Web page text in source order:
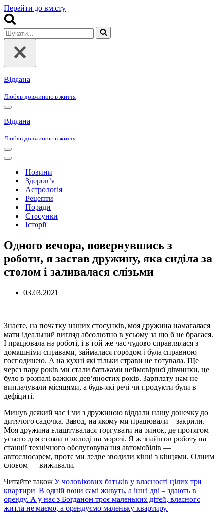
Перейти до вмісту
Шукати...
Віддана
Любов довжиною в життя
Меню
навігації
Віддана
Любов довжиною в життя
Меню
навігації
Меню
навігаціїНовини
Здоров’я
Астрологія
Рецепти
Поради
Стосунки
Історії
Одного вечора, повернувшись з
роботи, я застав дружину, яка сиділа за
столом і заливалася слізьми
03.03.2021
Знаєте, на початку наших стосунків, моя дружина намагалася
мати ідеальний вигляд абсолютно в усьому за що б не бралася.
І працювала на роботі, і в той же час чудово справлялася з
домашніми справами, займалася городом і була справною
господинею. А на кухні які тільки страви не готувала. Ще
через пару років ми стали батьками неймовірної дівчинки, це
було в розпалі важких дев’яностих років. Зарплату нам не
виплачували місяцями, а будь-які речі чи продукти були в
дефіциті.
Минув деякий час і ми з дружиною віддали нашу донечку до
дитячого садочка. Завод, на якому ми працювали – закрили.
Моя дружина влаштувалася торгувати на ринок, де протягом
усього дня стояла в холоді на морозі. Я ж знайшов роботу на
станції технічного обслуговування автомобілів —
автослюсарем, проте ми ледве зводили кінці з кінцями. Одним
словом — виживали.
Читайте також У чоловікових батьків у власності цілих три
квартири. В одній вони самі живуть, а інші дві – здають в
оренду. А у нас з Богданом троє маленьких дітей, власного
житла не маємо, а орендуємо маленьку квартиру.